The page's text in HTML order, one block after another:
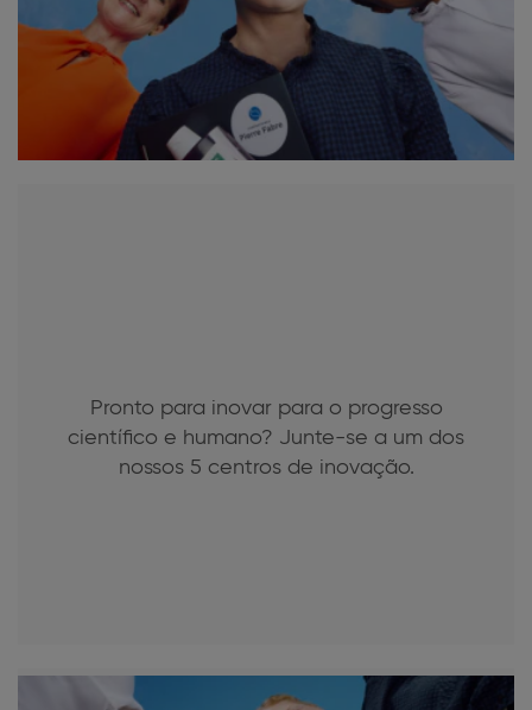
Pronto para inovar para o progresso
científico e humano? Junte-se a um dos
nossos 5 centros de inovação.